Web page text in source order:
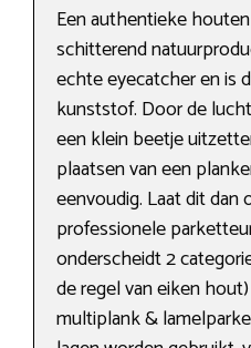
Een authentieke
schitterend
echte eyecatcher en is
kunststof. Door de
een klein beetje
plaatsen van een
eenvoudig. Laat dit
professionele
onderscheidt 2
de regel van eiken
multiplank &